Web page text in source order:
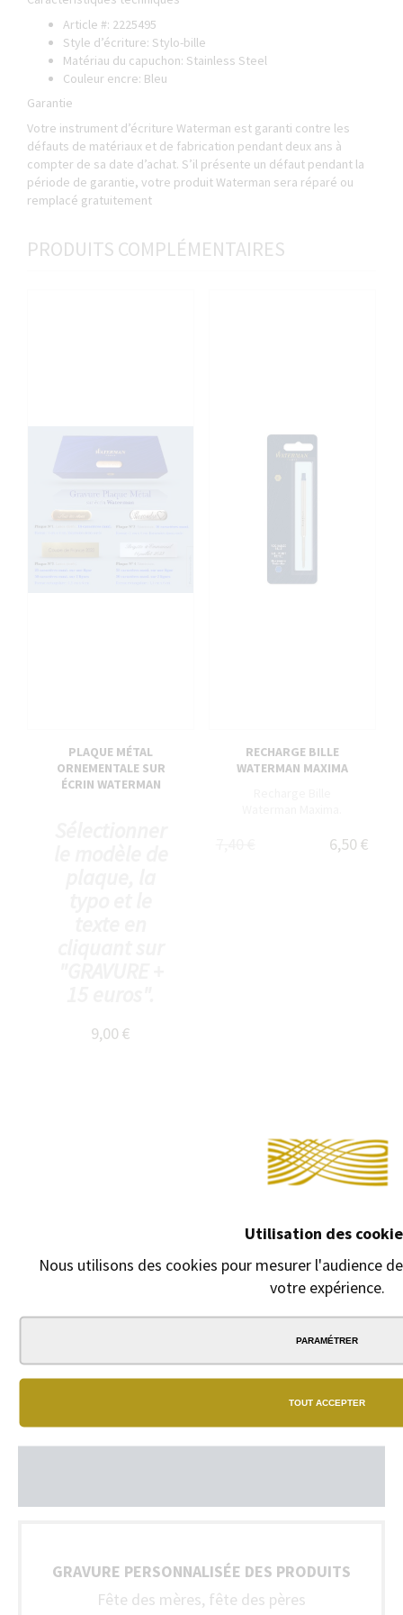
Utilisation des
Nous utilisons des cookies pour mesurer l'audience
votre expérience.
PARAMÉTRER
TOUT ACCEPTER
Article #: 2225495
Style d’écriture: Stylo-bille
Matériau du capuchon: Stainless Steel
Couleur encre: Bleu
Garantie
Votre instrument d’écriture Waterman est garanti contre les
défauts de matériaux et de fabrication pendant deux ans à
compter de sa date d’achat. S’il présente un défaut pendant la
période de garantie, votre produit Waterman sera réparé ou
remplacé gratuitement
PRODUITS COMPLÉMENTAIRES
PLAQUE MÉTAL
ORNEMENTALE SUR
ÉCRIN WATERMAN
9,00 €
RECHARGE BILLE
WATERMAN MAXIMA
6,50 €
GRAVURE PERSONNALISÉE DES PRODUITS
Fête des mères, fête des pères